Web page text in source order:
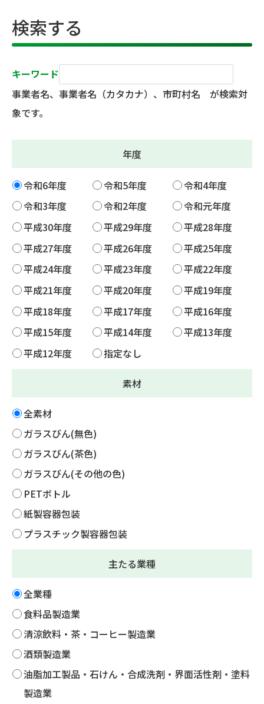
検索する
キーワード
事業者名、事業者名（カタカナ）、市町村名 が検索対
象です。
年度
令和6年度 令和5年度
令和4年度
令和3年度
令和2年度
令和元年度
平成30年度
平成29年度
平成28年度
平成27年度
平成26年度
平成25年度
平成24年度
平成23年度
平成22年度
平成21年度
平成20年度
平成19年度
平成18年度
平成17年度
平成16年度
平成15年度
平成14年度
平成13年度
平成12年度
指定なし
素材
全素材
ガラスびん(無色)
ガラスびん(茶色)
ガラスびん(その他の色)
PETボトル
紙製容器包装
プラスチック製容器包装
主たる業種
全業種
食料品製造業
清涼飲料・茶・コーヒー製造業
酒類製造業
油脂加工製品・石けん・合成洗剤・界面活性剤・塗料
製造業